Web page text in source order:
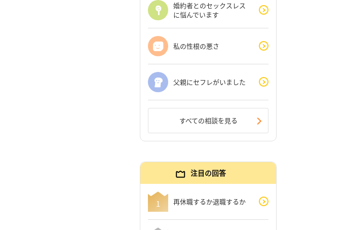
婚約者とのセックスレス
に悩んでいます
私の性根の悪さ
父親にセフレがいました
すべての相談を見る
注目の回答
再休職するか退職するか